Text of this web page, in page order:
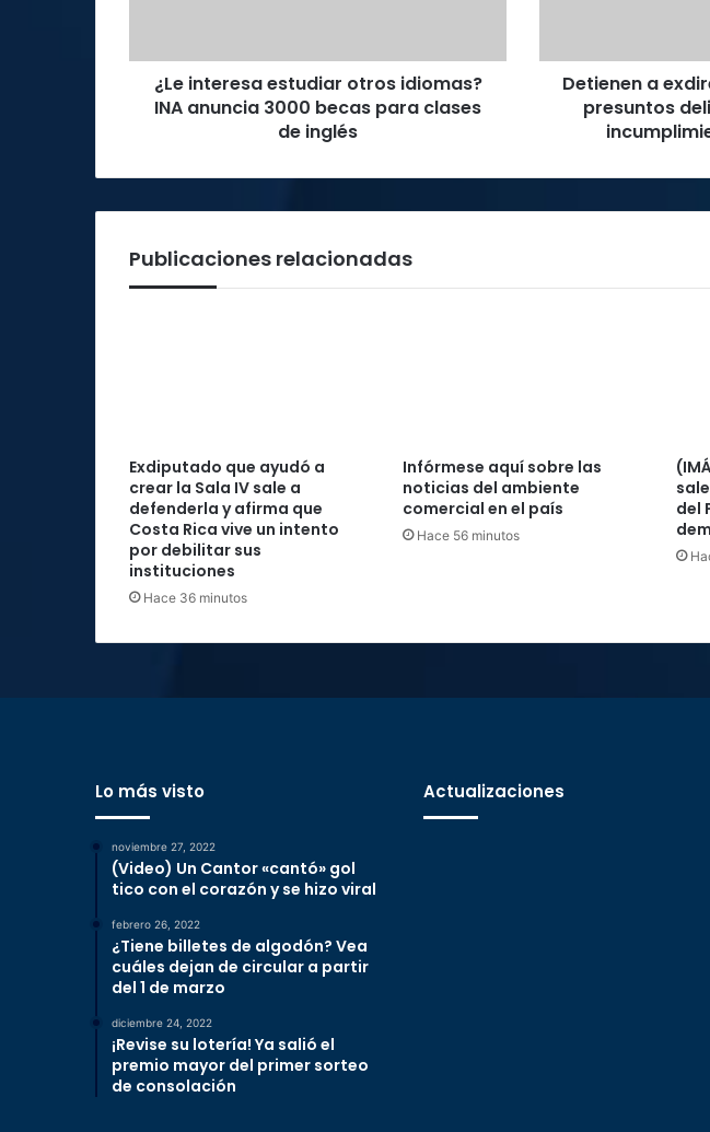
becas
para
clases
¿Le interesa estudiar otros idiomas?
INA anuncia 3000 becas para clases
de inglés
de
peculado
incumplimiento
deberes
Detienen a
presuntos
Publicaciones relacionadas
Exdiputado que ayudó a
crear la Sala IV sale a
defenderla y afirma que
Costa Rica vive un intento
por debilitar sus
instituciones
Hace 36 minutos
Infórmese aquí sobre las
noticias del ambiente
comercial en el país
Hace 56 minutos
del
Lo más visto
noviembre 27, 2022
(Video) Un Cantor «cantó» gol
tico con el corazón y se hizo viral
febrero 26, 2022
¿Tiene billetes de algodón? Vea
cuáles dejan de circular a partir
del 1 de marzo
diciembre 24, 2022
¡Revise su lotería! Ya salió el
premio mayor del primer sorteo
de consolación
Actualizaciones